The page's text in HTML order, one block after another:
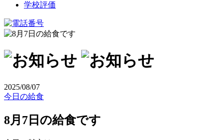
学校評価
2025/08/07
今日の給食
8月7日の給食です